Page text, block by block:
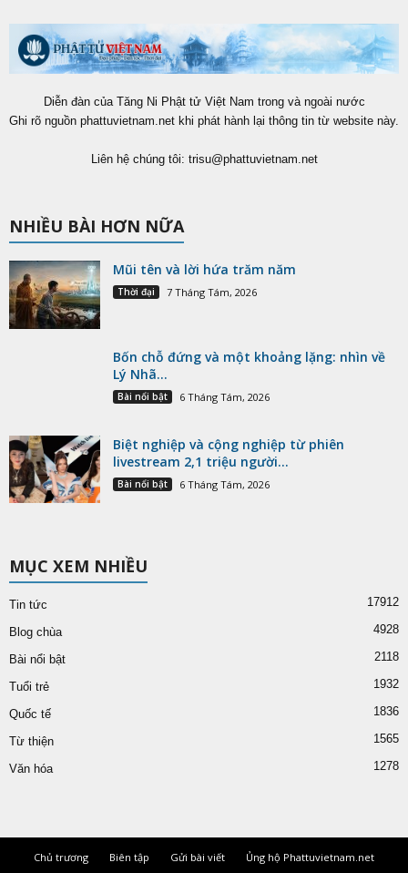
Diễn đàn của Tăng Ni Phật tử Việt Nam trong và ngoài nước
Ghi rõ nguồn phattuvietnam.net khi phát hành lại thông tin từ website này.
Liên hệ chúng tôi: trisu@phattuvietnam.net
NHIỀU BÀI HƠN NỮA
Mũi tên và lời hứa trăm năm
Thời đại 7 Tháng Tám, 2026
Bốn chỗ đứng và một khoảng lặng: nhìn về
Lý Nhã...
Bài nổi bật 6 Tháng Tám, 2026
Biệt nghiệp và cộng nghiệp từ phiên
livestream 2,1 triệu người...
Bài nổi bật 6 Tháng Tám, 2026
MỤC XEM NHIỀU
Tin tức 17912
Blog chùa 4928
Bài nổi bật 2118
Tuổi trẻ 1932
Quốc tế 1836
Từ thiện 1565
Văn hóa 1278
Chủ trương Biên tập Gửi bài viết
Ủng hộ Phattuvietnam.net